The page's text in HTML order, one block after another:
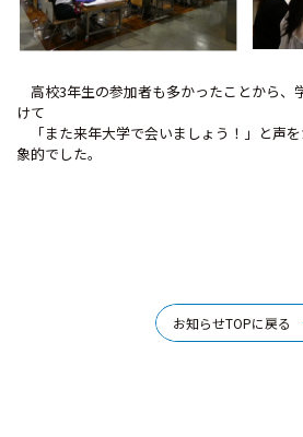
高校3年生の参加者も多かったことから、
けて
「また来年大学で会いましょう！」と声
象的でした。
お知らせTOPに戻る